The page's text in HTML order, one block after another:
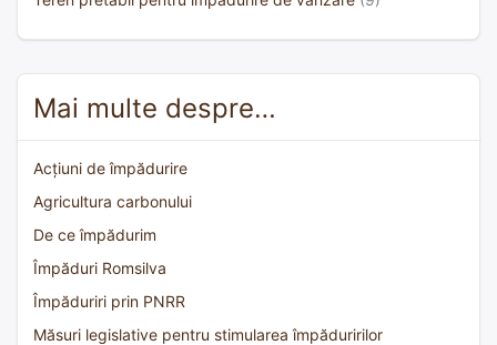
Mai multe despre…
Acțiuni de împădurire
Agricultura carbonului
De ce împădurim
Împăduri Romsilva
Împăduriri prin PNRR
Măsuri legislative pentru stimularea împăduririlor